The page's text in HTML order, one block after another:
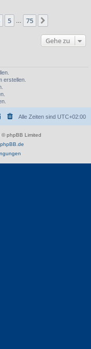
5 75
Gehe zu
erstellen.
Alle Zeiten sind UTC+02:00
© phpBB Limited
phpBB.de